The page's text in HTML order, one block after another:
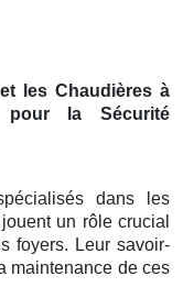
les Chaudières à
la Sécurité
dans les
un rôle crucial
foyers. Leur savoir-
maintenance de ces